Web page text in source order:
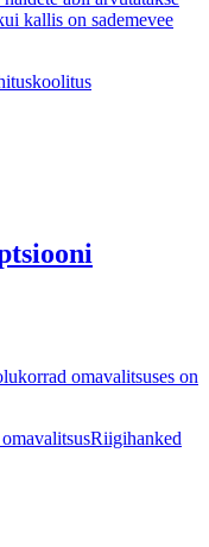
kallis on sademevee
omavalitsuses on
Riigihanked